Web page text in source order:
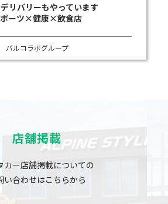
リバリーもやっています
ーツ×健康×飲食店
バルコラボグループ
店舗掲載
カー店舗掲載についての
い合わせはこちらから